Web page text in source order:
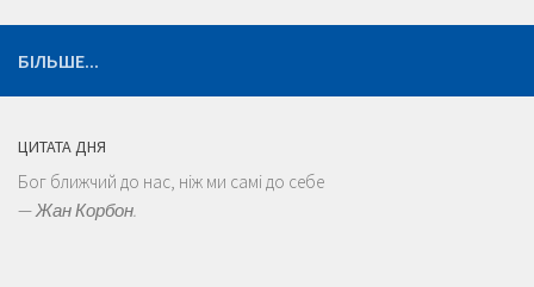
БІЛЬШЕ...
ЦИТАТА ДНЯ
Бог ближчий до нас, ніж ми самі до себе
—Жан Корбон.